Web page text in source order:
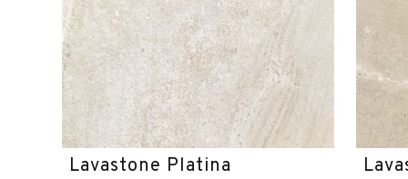
Lavastone Platina